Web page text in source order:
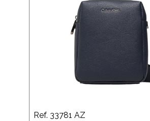
Ref. 33781 AZ